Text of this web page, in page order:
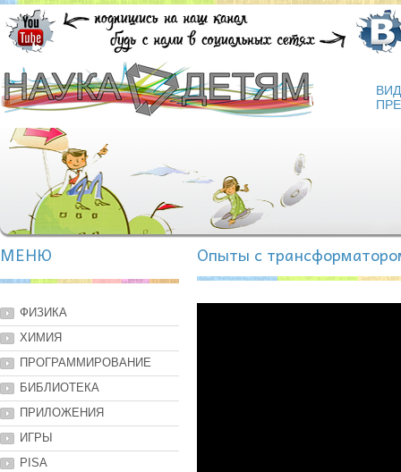
МЕНЮ
ФИЗИКА
ХИМИЯ
ПРОГРАММИРОВАНИЕ
БИБЛИОТЕКА
ПРИЛОЖЕНИЯ
ИГРЫ
PISA
Опыты с